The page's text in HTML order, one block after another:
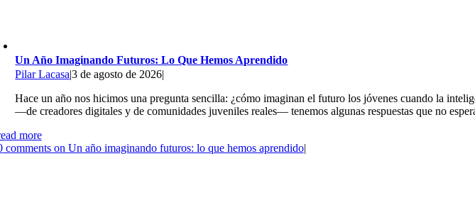
Un Año Imaginando Futuros: Lo Que Hemos Aprendido
Pilar Lacasa|3 de agosto de 2026|
Hace un año nos hicimos una pregunta sencilla: ¿cómo imaginan el futuro los jóvenes cuando la
—de creadores digitales y de comunidades juveniles reales— tenemos algunas respuestas que no
more
comments on Un año imaginando futuros: lo que hemos aprendido|